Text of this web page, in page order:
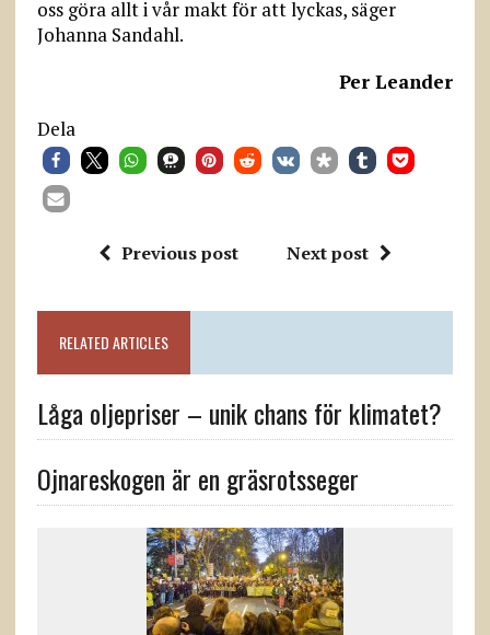
oss göra allt i vår makt för att lyckas, säger
Johanna Sandahl.
Per Leander
Dela
Previous post Next post
RELATED ARTICLES
Låga oljepriser – unik chans för klimatet?
Ojnareskogen är en gräsrotsseger